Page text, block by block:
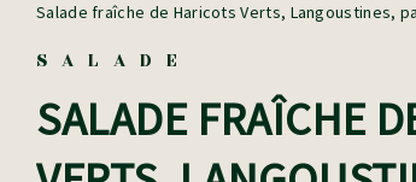
Salade fraîche de Haricots Verts, Langoustines,
SALADE
SALADE FRAÎCHE